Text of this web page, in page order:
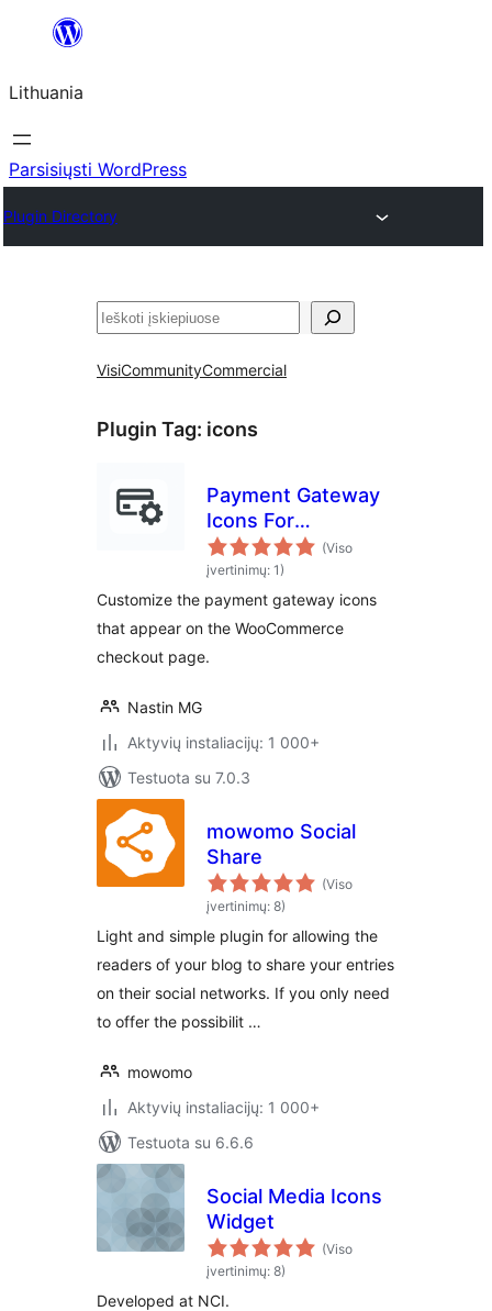
turinio
Lithuania
Parsisiųsti WordPress
Plugin Directory
Paieška
VisiCommunityCommercial
Plugin Tag: icons
Payment Gateway
Icons For
WooCommerce
(Viso
įvertinimų: 1)
Customize the payment gateway icons
that appear on the WooCommerce
checkout page.
Nastin MG
Aktyvių instaliacijų: 1 000+
Testuota su 7.0.3
mowomo Social
Share
(Viso
įvertinimų: 8)
Light and simple plugin for allowing the
readers of your blog to share your entries
on their social networks. If you only need
to offer the possibilit …
mowomo
Aktyvių instaliacijų: 1 000+
Testuota su 6.6.6
Social Media Icons
Widget
(Viso
įvertinimų: 8)
Developed at NCI.